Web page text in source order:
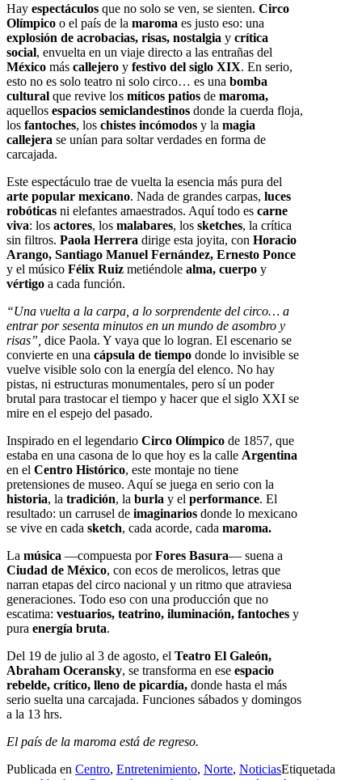
Hay espectáculos que no solo se ven, se sienten. Circo
Olímpico o el país de la maroma es justo eso: una
explosión de acrobacias, risas, nostalgia y crítica
social, envuelta en un viaje directo a las entrañas del
México más callejero y festivo del siglo XIX. En serio,
esto no es solo teatro ni solo circo… es una bomba
cultural que revive los míticos patios de maroma,
aquellos espacios semiclandestinos donde la cuerda floja,
los fantoches, los chistes incómodos y la magia
callejera se unían para soltar verdades en forma de
carcajada.
Este espectáculo trae de vuelta la esencia más pura del
arte popular mexicano. Nada de grandes carpas, luces
robóticas ni elefantes amaestrados. Aquí todo es carne
viva: los actores, los malabares, los sketches, la crítica
sin filtros. Paola Herrera dirige esta joyita, con Horacio
Arango, Santiago Manuel Fernández, Ernesto Ponce
y el músico Félix Ruiz metiéndole alma, cuerpo y
vértigo a cada función.
“Una vuelta a la carpa, a lo sorprendente del circo… a
entrar por sesenta minutos en un mundo de asombro y
risas”, dice Paola. Y vaya que lo logran. El escenario se
convierte en una cápsula de tiempo donde lo invisible se
vuelve visible solo con la energía del elenco. No hay
pistas, ni estructuras monumentales, pero sí un poder
brutal para trastocar el tiempo y hacer que el siglo XXI se
mire en el espejo del pasado.
Inspirado en el legendario Circo Olímpico de 1857, que
estaba en una casona de lo que hoy es la calle Argentina
en el Centro Histórico, este montaje no tiene
pretensiones de museo. Aquí se juega en serio con la
historia, la tradición, la burla y el performance. El
resultado: un carrusel de imaginarios donde lo mexicano
se vive en cada sketch, cada acorde, cada maroma.
La música —compuesta porFores Basura— suena a
Ciudad de México, con ecos de merolicos, letras que
narran etapas del circo nacional y un ritmo que atraviesa
generaciones. Todo eso con una producción que no
escatima: vestuarios, teatrino, iluminación, fantoches y
pura energía bruta.
Del 19 de julio al 3 de agosto, el Teatro El Galeón,
Abraham Oceransky, se transforma en ese espacio
rebelde, crítico, lleno de picardía, donde hasta el más
serio suelta una carcajada. Funciones sábados y domingos
a la 13 hrs.
El país de la maroma está de regreso.
Publicada en Centro, Entretenimiento, Norte, NoticiasEtiquetada